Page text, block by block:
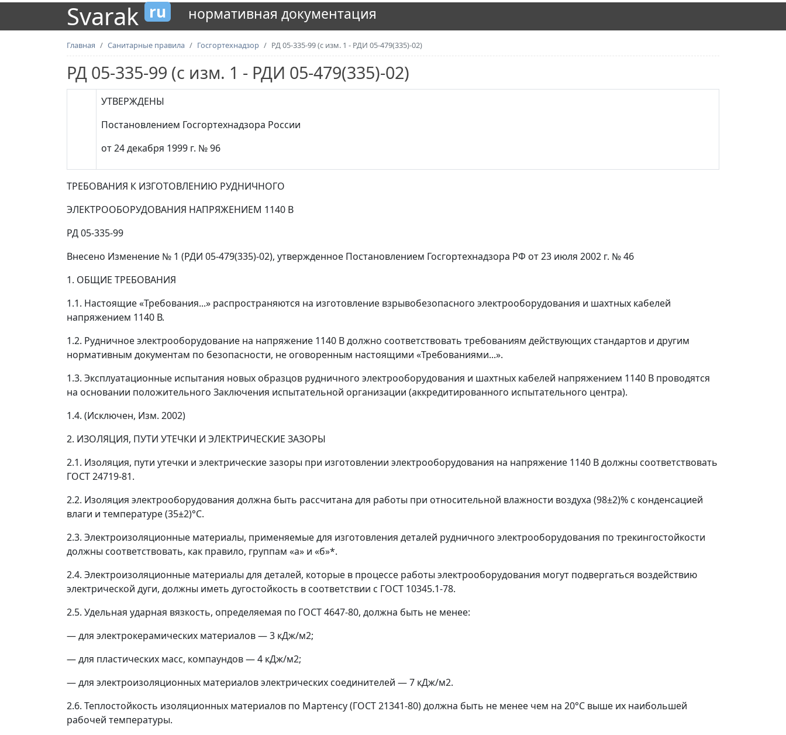
Svarak ru нормативная документация
Главная Санитарные правила Госгортехнадзор РД 05-335-99 (с изм. 1 - РДИ 05-479(335)-02)
РД 05-335-99 (с изм. 1 - РДИ 05-479(335)-02)
УТВЕРЖДЕНЫ
Постановлением Госгортехнадзора России
от 24 декабря 1999 г. № 96
ТРЕБОВАНИЯ К ИЗГОТОВЛЕНИЮ РУДНИЧНОГО
ЭЛЕКТРООБОРУДОВАНИЯ НАПРЯЖЕНИЕМ 1140 В
РД 05-335-99
Внесено Изменение № 1 (РДИ 05-479(335)-02), утвержденное Постановлением Госгортехнадзора РФ от 23 июля 2002 г. № 46
1. ОБЩИЕ ТРЕБОВАНИЯ
1.1. Настоящие «Требования...» распространяются на изготовление взрывобезопасного электрооборудования и шахтных кабелей
напряжением 1140 В.
1.2. Рудничное электрооборудование на напряжение 1140 В должно соответствовать требованиям действующих стандартов и другим
нормативным документам по безопасности, не оговоренным настоящими «Требованиями...».
1.3. Эксплуатационные испытания новых образцов рудничного электрооборудования и шахтных кабелей напряжением 1140 В проводятся
на основании положительного Заключения испытательной организации (аккредитированного испытательного центра).
1.4. (Исключен, Изм. 2002)
2. ИЗОЛЯЦИЯ, ПУТИ УТЕЧКИ И ЭЛЕКТРИЧЕСКИЕ ЗАЗОРЫ
2.1. Изоляция, пути утечки и электрические зазоры при изготовлении электрооборудования на напряжение 1140 В должны соответствовать
ГОСТ 24719-81.
2.2. Изоляция электрооборудования должна быть рассчитана для работы при относительной влажности воздуха (98±2)% с конденсацией
влаги и температуре (35±2)°С.
2.3. Электроизоляционные материалы, применяемые для изготовления деталей рудничного электрооборудования по трекингостойкости
должны соответствовать, как правило, группам «а» и «б»*.
2.4. Электроизоляционные материалы для деталей, которые в процессе работы электрооборудования могут подвергаться воздействию
электрической дуги, должны иметь дугостойкость в соответствии с ГОСТ 10345.1-78.
2.5. Удельная ударная вязкость, определяемая по ГОСТ 4647-80, должна быть не менее:
—для электрокерамических материалов—3 кДж/м2;
—для пластических масс, компаундов—4 кДж/м2;
—для электроизоляционных материалов электрических соединителей —7 кДж/м2.
2.6. Теплостойкость изоляционных материалов по Мартенсу (ГОСТ 21341-80) должна быть не менее чем на 20°С выше их наибольшей
рабочей температуры.